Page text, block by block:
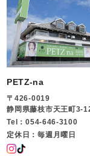
PETZ-na
〒426-0019
静岡県藤枝市天王町3-
Tel：054-646-3100
定休日：毎週月曜日